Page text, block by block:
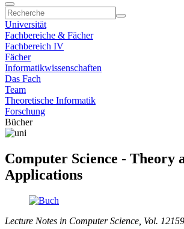
Universität
Fachbereiche & Fächer
Fachbereich IV
Fächer
Informatikwissenschaften
Das Fach
Team
Theoretische Informatik
Forschung
Bücher
Computer Science - Theory
Applications
Lecture Notes in Computer Science, Vol. 12159